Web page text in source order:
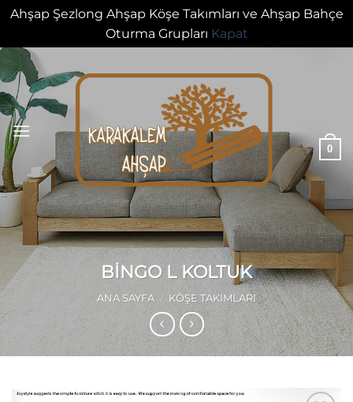
Ahşap Şezlong Ahşap Köşe Takımları ve Ahşap Bahçe
Oturma Grupları Kapat
İçeriğe
atla
0
BİNGO L KOLTUK
ANA SAYFA / KÖŞE TAKIMLARI